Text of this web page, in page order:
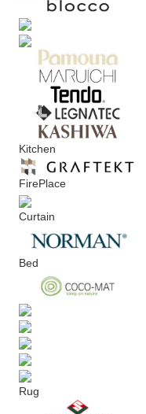
Kitchen
FirePlace
Curtain
Bed
Rug